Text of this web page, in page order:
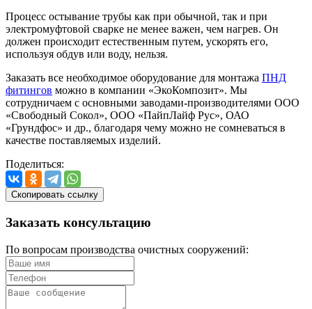
Процесс остывание трубы как при обычной, так и при
электромуфтовой сварке не менее важен, чем нагрев. Он
должен происходит естественным путем, ускорять его,
используя обдув или воду, нельзя.
Заказать все необходимое оборудование для монтажа ПНД
фитингов можно в компании «ЭкоКомпозит». Мы
сотрудничаем с основными заводами-производителями ООО
«Свободный Сокол», ООО «ПайпЛайф Рус», ОАО
«Грундфос» и др., благодаря чему можно не сомневаться в
качестве поставляемых изделий.
Поделиться:
Скопировать ссылку
Заказать консультацию
По вопросам производства очистных сооружений: